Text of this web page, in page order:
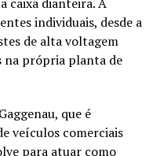
individuais, desde a
de alta voltagem
na própria planta de
que é
veículos comerciais
para atuar como